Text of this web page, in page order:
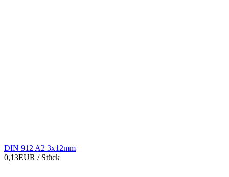
DIN 912 A2 3x12mm
0,13EUR / Stück